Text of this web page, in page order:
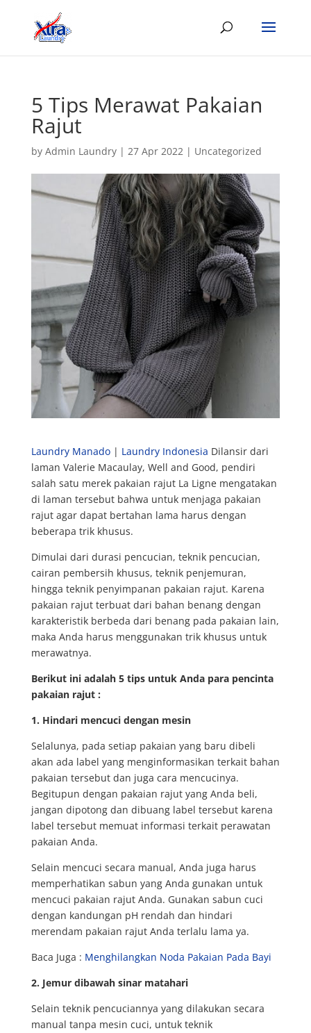
5 Tips Merawat Pakaian
Rajut
by Admin Laundry| 27 Apr 2022| Uncategorized
Laundry Manado| Laundry Indonesia Dilansir dari
laman Valerie Macaulay, Well and Good, pendiri
salah satu merek pakaian rajut La Ligne mengatakan
di laman tersebut bahwa untuk menjaga pakaian
rajut agar dapat bertahan lama harus dengan
beberapa trik khusus.
Dimulai dari durasi pencucian, teknik pencucian,
cairan pembersih khusus, teknik penjemuran,
hingga teknik penyimpanan pakaian rajut. Karena
pakaian rajut terbuat dari bahan benang dengan
karakteristik berbeda dari benang pada pakaian lain,
maka Anda harus menggunakan trik khusus untuk
merawatnya.
Berikut ini adalah 5 tips untuk Anda para pencinta
pakaian rajut :
1. Hindari mencuci dengan mesin
Selalunya, pada setiap pakaian yang baru dibeli
akan ada label yang menginformasikan terkait bahan
pakaian tersebut dan juga cara mencucinya.
Begitupun dengan pakaian rajut yang Anda beli,
jangan dipotong dan dibuang label tersebut karena
label tersebut memuat informasi terkait perawatan
pakaian Anda.
Selain mencuci secara manual, Anda juga harus
memperhatikan sabun yang Anda gunakan untuk
mencuci pakaian rajut Anda. Gunakan sabun cuci
dengan kandungan pH rendah dan hindari
merendam pakaian rajut Anda terlalu lama ya.
Baca Juga : Menghilangkan Noda Pakaian Pada Bayi
2. Jemur dibawah sinar matahari
Selain teknik pencuciannya yang dilakukan secara
manual tanpa mesin cuci, untuk teknik